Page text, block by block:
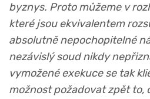
byznys. Proto můžeme v
které jsou ekvivalentem
absolutně nepochopitelné
nezávislý soud nikdy
vymožené exekuce se tak
možnost požadovat zpět to,